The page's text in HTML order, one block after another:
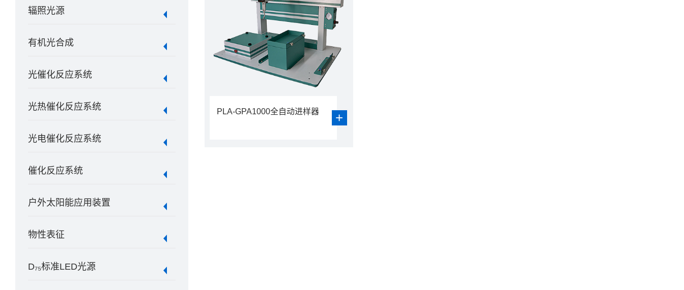
辐照光源
有机光合成
光催化反应系统
光热催化反应系统
光电催化反应系统
催化反应系统
户外太阳能应用装置
物性表征
D₇₅标准LED光源
PLA-GPA1000全自动进样器 +